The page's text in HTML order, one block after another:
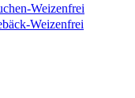
Weizenfrei
Weizenfrei